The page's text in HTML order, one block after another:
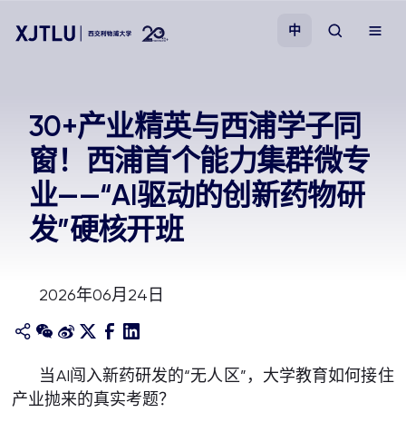
招生
科研
关于我们
中
30+产业精英与西浦学子同
窗！西浦首个能力集群微专
业——“AI驱动的创新药物研
发”硬核开班
2026年06月24日
当AI闯入新药研发的“无人区”，大学教育如何接住
产业抛来的真实考题？